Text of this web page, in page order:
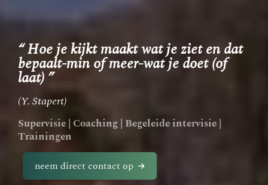
“ Hoe je kijkt maakt wat je ziet en dat
bepaalt-min of meer-wat je doet (of
laat) ”
(Y. Stapert)
Supervisie| Coaching| Begeleide intervisie|
Trainingen
neem direct contact op